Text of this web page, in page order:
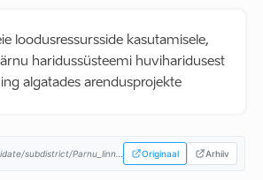
loodusressursside kasutamisele,
haridussüsteemi huviharidusest
algatades arendusprojekte
Originaal Arhiiv